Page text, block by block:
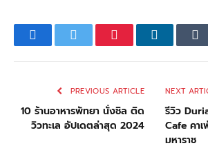
FacebookTwitterPinterestLinkedIn
PREVIOUS ARTICLE
10 ร้านอาหารพัทยา นั่งชิล ติด
วิวทะเล อัปเดตล่าสุด 2024
NEXT
รีวิว
Cafe คา
มหาราช